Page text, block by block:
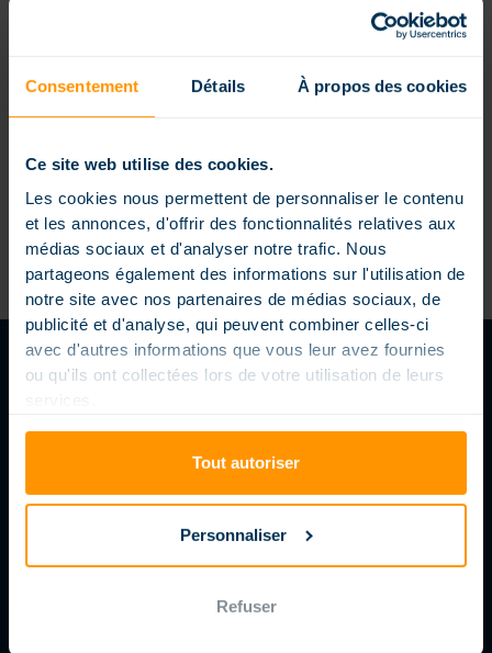
Consentement Détails À propos des cookies
Ce site web utilise des cookies.
Les cookies nous permettent de personnaliser le contenu
et les annonces, d'offrir des fonctionnalités relatives aux
médias sociaux et d'analyser notre trafic. Nous
partageons également des informations sur l'utilisation de
notre site avec nos partenaires de médias sociaux, de
publicité et d'analyse, qui peuvent combiner celles-ci
avec d'autres informations que vous leur avez fournies
ou qu'ils ont collectées lors de votre utilisation de leurs
services.
Tout autoriser
Personnaliser
Refuser
À QUOI SERT UNE COUVERTURE
convient [...]
SUIVEZ-NOUS
LE BLOG MAGILINE